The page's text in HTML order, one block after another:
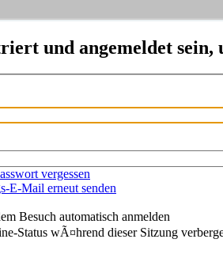
und angemeldet sein,
vergessen
E-Mail erneut senden
Besuch automatisch anmelden
Status wÃ¤hrend dieser Sitzung